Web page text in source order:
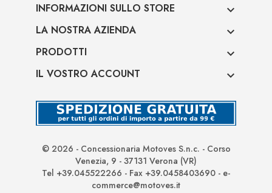
INFORMAZIONI SULLO STORE 
LA NOSTRA AZIENDA 
PRODOTTI 
IL VOSTRO ACCOUNT 
© 2026 - Concessionaria Motoves S.n.c. - Corso
Venezia, 9 - 37131 Verona (VR)
Tel +39.045522266 - Fax +39.0458403690 - e-
commerce@motoves.it